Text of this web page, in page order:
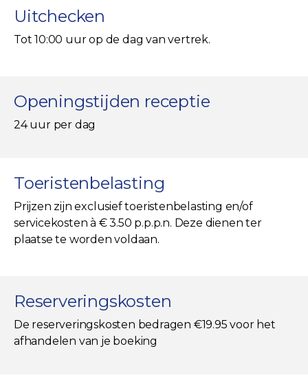
Uitchecken
Tot 10:00 uur op de dag van vertrek.
Openingstijden receptie
24 uur per dag
Toeristenbelasting
Prijzen zijn exclusief toeristenbelasting en/of
servicekosten à € 3.50 p.p.p.n. Deze dienen ter
plaatse te worden voldaan.
Reserveringskosten
De reserveringskosten bedragen €19.95 voor het
afhandelen van je boeking